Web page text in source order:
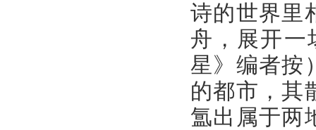
诗的世界里
舟，展开一
星》编者按
的都市，其
氲出属于两